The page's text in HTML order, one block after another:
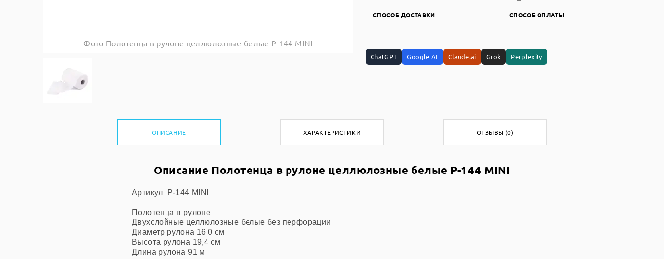
Фото Полотенца в рулоне целлюлозные белые Р-144 MINI
СПОСОБ ДОСТАВКИ СПОСОБ ОПЛАТЫ
ChatGPT Google AI Claude.ai Grok Perplexity
ОПИСАНИЕ ХАРАКТЕРИСТИКИ ОТЗЫВЫ (0)
Описание Полотенца в рулоне целлюлозные белые Р-144 MINI
Артикул Р-144 MINI
Полотенца в рулоне
Двухслойные целлюлозные белые без перфорации
Диаметр рулона 16,0 см
Высота рулона 19,4 см
Длина рулона 91 м